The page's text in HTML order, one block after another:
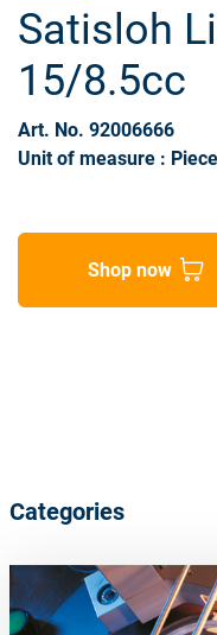
Satisloh
15/8.5cc
Art. No. 92006666
Unit of measure : Piece
Shop now
Categories